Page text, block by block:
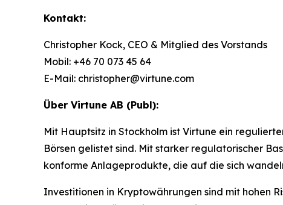
Kontakt:
Christopher Kock, CEO & Mitglied des Vorstands
Mobil: +46 70 073 45 64
E-Mail: christopher@virtune.com
Über Virtune AB (Publ):
Mit Hauptsitz in Stockholm ist Virtune ein
Börsen gelistet sind. Mit starker regulatorischer
konforme Anlageprodukte, die auf die sich
Investitionen in Kryptowährungen sind mit hohen